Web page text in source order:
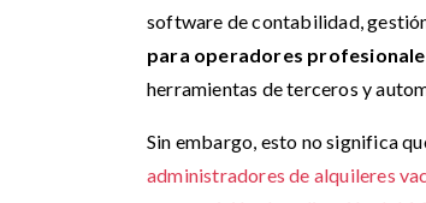
software de contabilidad,
para operadores
herramientas de terceros y
Sin embargo, esto no significa
administradores de alquileres